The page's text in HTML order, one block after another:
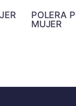
POLERA
MUJER